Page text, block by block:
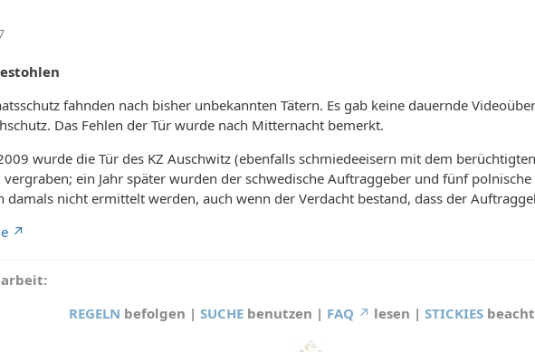
fahnden nach bisher unbekannten Tätern. Es gab keine dauernde
Das Fehlen der Tür wurde nach Mitternacht bemerkt.
wurde die Tür des KZ Auschwitz (ebenfalls schmiedeeisern mit dem
ein Jahr später wurden der schwedische Auftraggeber und fünf
nicht ermittelt werden, auch wenn der Verdacht bestand, dass der
REGELN befolgen | SUCHE benutzen | FAQ lesen | STICKIES